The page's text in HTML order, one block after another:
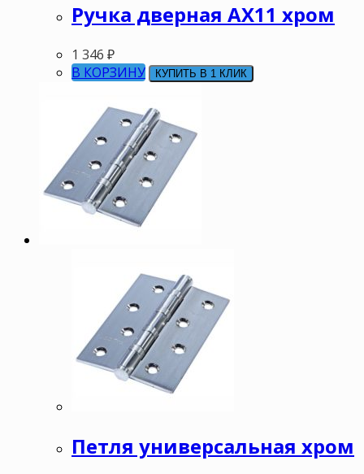
Ручка дверная АХ11 хром
1 346 ₽
В КОРЗИНУ
КУПИТЬ В 1 КЛИК
Петля универсальная хром